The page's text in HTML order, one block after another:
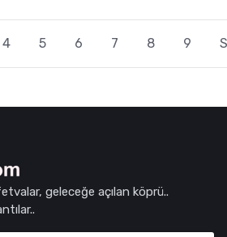
4 5 6 7 8 9
geleceğe açılan köprü..